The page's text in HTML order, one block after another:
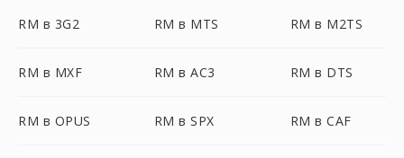
RM в 3G2 RM в MTS RM в M2TS
RM в MXF RM в AC3 RM в DTS
RM в OPUS RM в SPX RM в CAF